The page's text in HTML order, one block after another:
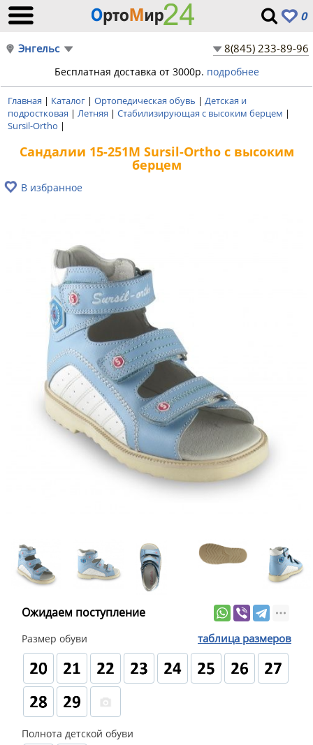
0
Энгельс 8(845) 233-89-96
Бесплатная доставка от 3000р. подробнее
Главная | Каталог | Ортопедическая обувь | Детская и
подростковая | Летняя | Стабилизирующая с высоким берцем |
Sursil-Ortho |
Сандалии 15-251M Sursil-Ortho с высоким
берцем
В избранное
Ожидаем поступление
Размер обуви таблица размеров
Полнота детской обуви